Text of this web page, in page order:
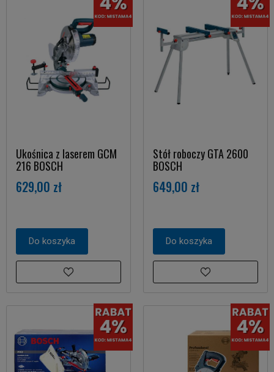
Ukośnica z laserem GCM
216 BOSCH
629,00 zł
Do koszyka
Stół roboczy GTA 2600
BOSCH
649,00 zł
Do koszyka